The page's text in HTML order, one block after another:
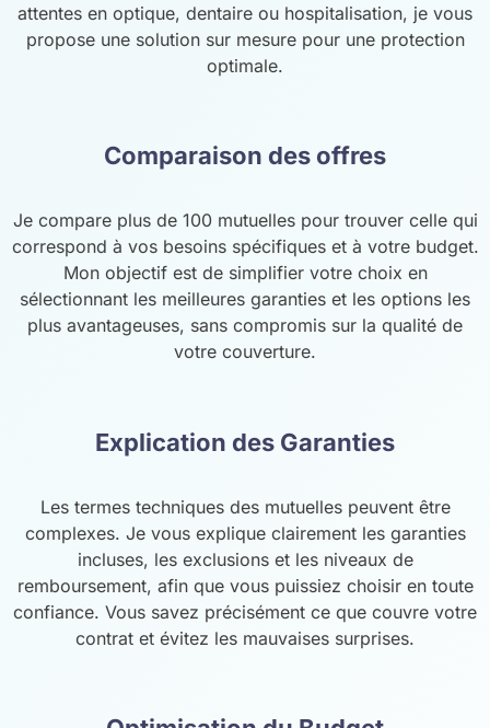
attentes en optique, dentaire ou hospitalisation, je vous
propose une solution sur mesure pour une protection
optimale.
Comparaison des offres
Je compare plus de 100 mutuelles pour trouver celle qui
correspond à vos besoins spécifiques et à votre budget.
Mon objectif est de simplifier votre choix en
sélectionnant les meilleures garanties et les options les
plus avantageuses, sans compromis sur la qualité de
votre couverture.
Explication des Garanties
Les termes techniques des mutuelles peuvent être
complexes. Je vous explique clairement les garanties
incluses, les exclusions et les niveaux de
remboursement, afin que vous puissiez choisir en toute
confiance. Vous savez précisément ce que couvre votre
contrat et évitez les mauvaises surprises.